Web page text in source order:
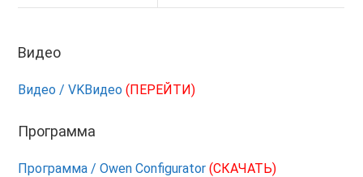
Видео
Видео / VKВидео(ПЕРЕЙТИ)
Программа
Программа / Owen Configurator (СКАЧАТЬ)